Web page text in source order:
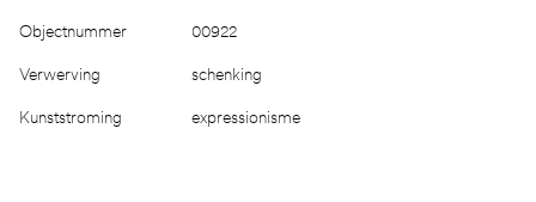
Objectnummer 00922
Verwerving schenking
Kunststroming expressionisme